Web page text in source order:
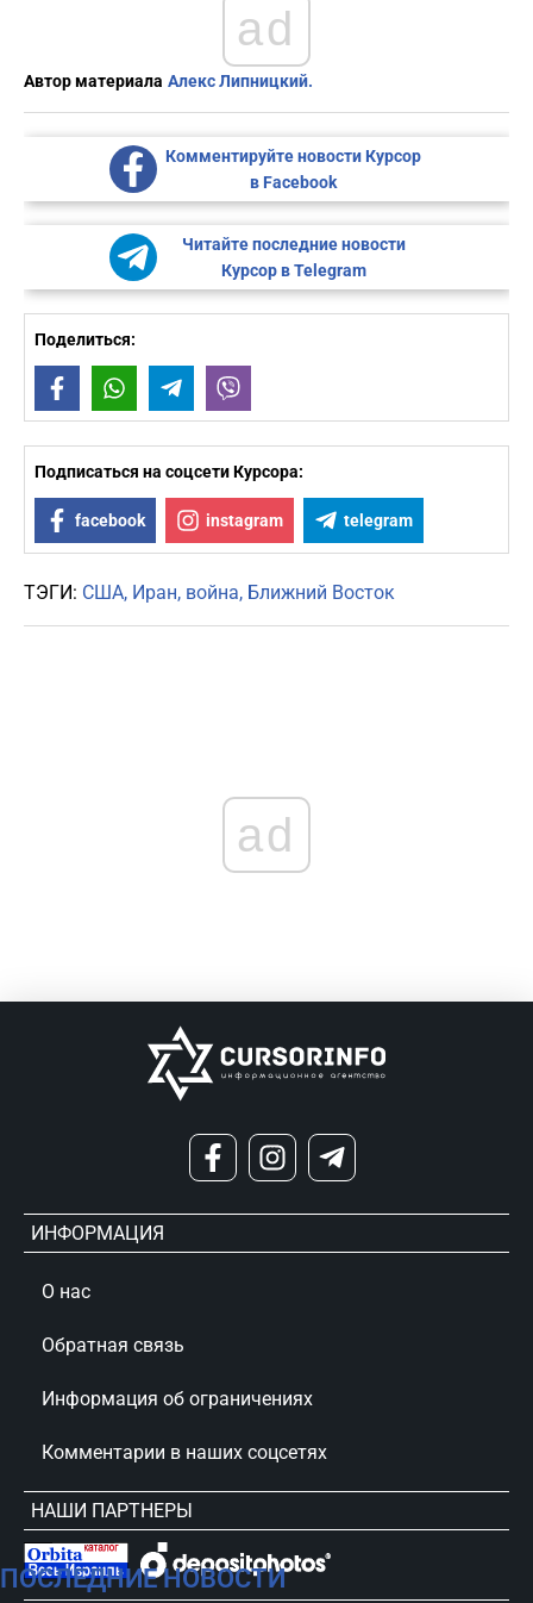
ad
Автор материала Алекс Липницкий.
Комментируйте новости Курсор
в Facebook
Читайте последние новости
Курсор в Telegram
Поделиться:
FacebookWhatsAppTelegram
Подписаться на соцсети Курсора:
facebook instagram telegram
ТЭГИ: США Иран война Ближний Восток
ПОСЛЕДНИЕ НОВОСТИ
ad
ИНФОРМАЦИЯ
О нас
Обратная связь
Информация об ограничениях
Комментарии в наших соцсетях
НАШИ ПАРТНЕРЫ